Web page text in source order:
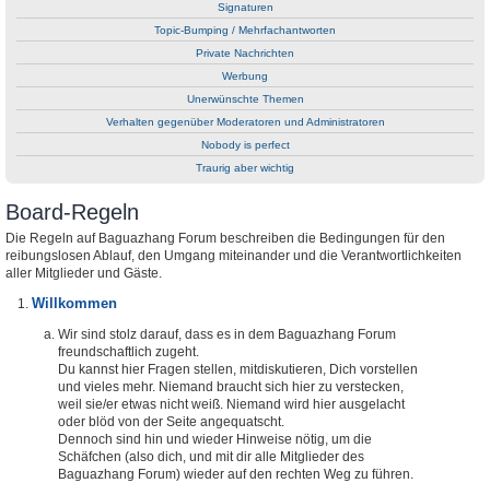
Signaturen
Topic-Bumping / Mehrfachantworten
Private Nachrichten
Werbung
Unerwünschte Themen
Verhalten gegenüber Moderatoren und Administratoren
Nobody is perfect
Traurig aber wichtig
Board-Regeln
Die Regeln auf Baguazhang Forum beschreiben die Bedingungen für den
reibungslosen Ablauf, den Umgang miteinander und die Verantwortlichkeiten
aller Mitglieder und Gäste.
Willkommen
Wir sind stolz darauf, dass es in dem Baguazhang Forum
freundschaftlich zugeht.
Du kannst hier Fragen stellen, mitdiskutieren, Dich vorstellen
und vieles mehr. Niemand braucht sich hier zu verstecken,
weil sie/er etwas nicht weiß. Niemand wird hier ausgelacht
oder blöd von der Seite angequatscht.
Dennoch sind hin und wieder Hinweise nötig, um die
Schäfchen (also dich, und mit dir alle Mitglieder des
Baguazhang Forum) wieder auf den rechten Weg zu führen.